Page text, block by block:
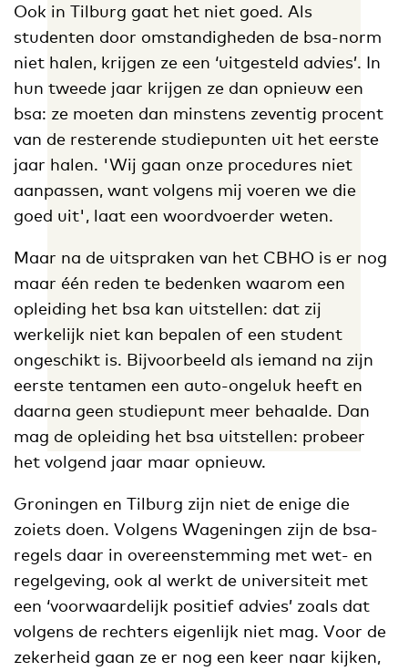
Ook in Tilburg gaat het niet goed. Als
studenten door omstandigheden de bsa-norm
niet halen, krijgen ze een ‘uitgesteld advies’. In
hun tweede jaar krijgen ze dan opnieuw een
bsa: ze moeten dan minstens zeventig procent
van de resterende studiepunten uit het eerste
jaar halen. 'Wij gaan onze procedures niet
aanpassen, want volgens mij voeren we die
goed uit', laat een woordvoerder weten.
Maar na de uitspraken van het CBHO is er nog
maar één reden te bedenken waarom een
opleiding het bsa kan uitstellen: dat zij
werkelijk niet kan bepalen of een student
ongeschikt is. Bijvoorbeeld als iemand na zijn
eerste tentamen een auto-ongeluk heeft en
daarna geen studiepunt meer behaalde. Dan
mag de opleiding het bsa uitstellen: probeer
het volgend jaar maar opnieuw.
Groningen en Tilburg zijn niet de enige die
zoiets doen. Volgens Wageningen zijn de bsa-
regels daar in overeenstemming met wet- en
regelgeving, ook al werkt de universiteit met
een ‘voorwaardelijk positief advies’ zoals dat
volgens de rechters eigenlijk niet mag. Voor de
zekerheid gaan ze er nog een keer naar kijken,